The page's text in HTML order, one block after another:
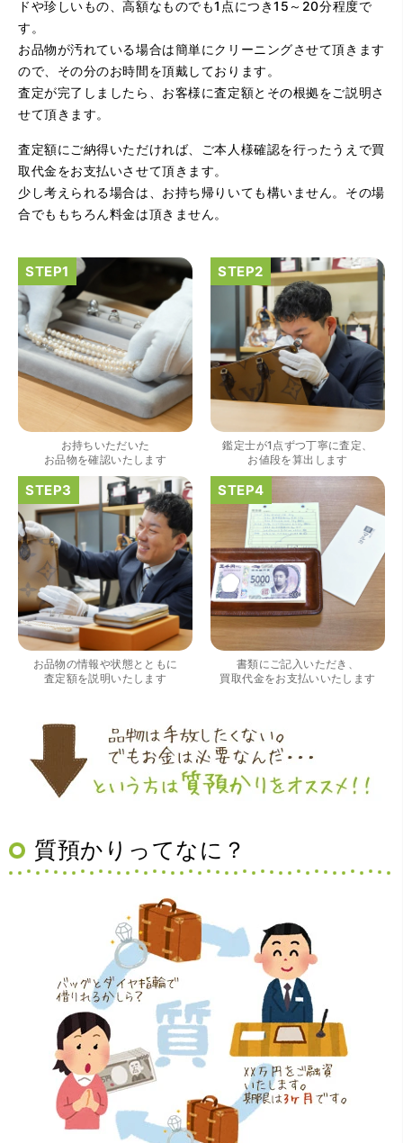
（大阪府大阪市）とてもプロな鑑定士さんがいて的確にア
ドバイスや買取りを暖かい人柄で行ってくれます。 親切に
なって頂いてありがとうございます! お店の雰囲気もやらし
さがなく、とても入ってゆっくりできる落ちついた敷居の
高いお店です。また鑑定士さんに会いたいです。
（大阪府大阪市）きれいにして頂いたうえで質入れ金額を
出していただいたのが初めてで感動しました。
（大阪府大阪市）すごく丁寧に対応して頂きました。 ホー
ムページの皆様の評価がとても良かったので、質屋自体初
めての利用でしたが、対応して頂きました担当の方もすご
く良かったです。 これから質屋をご利用される方は是非オ
ススメです。
（大阪府豊中市）買取査定の流れがとても丁寧でお話がし
やすくとても良い時間になりました!!満足出来る買取です。
（大阪府寝屋川市）質屋さんは初めてて不安でしたが、他
店買い取りより高く思っていた以上の金額で大満足です。
説明もわかりやすく、優しい話し方の対応でとても良かっ
たです。
ドや珍しいもの、高額なものでも1点につき15～20分程度で
す。
お品物が汚れている場合は簡単にクリーニングさせて頂きます
ので、その分のお時間を頂戴しております。
査定が完了しましたら、お客様に査定額とその根拠をご説明さ
せて頂きます。
査定額にご納得いただければ、ご本人様確認を行ったうえで買
取代金をお支払いさせて頂きます。
少し考えられる場合は、お持ち帰りいても構いません。その場
合でももちろん料金は頂きません。
お持ちいただいた
お品物を確認いたします
鑑定士が1点ずつ丁寧に査定、
お値段を算出します
お品物の情報や状態とともに
査定額を説明いたします
書類にご記入いただき、
買取代金をお支払いいたします
質預かりってなに？